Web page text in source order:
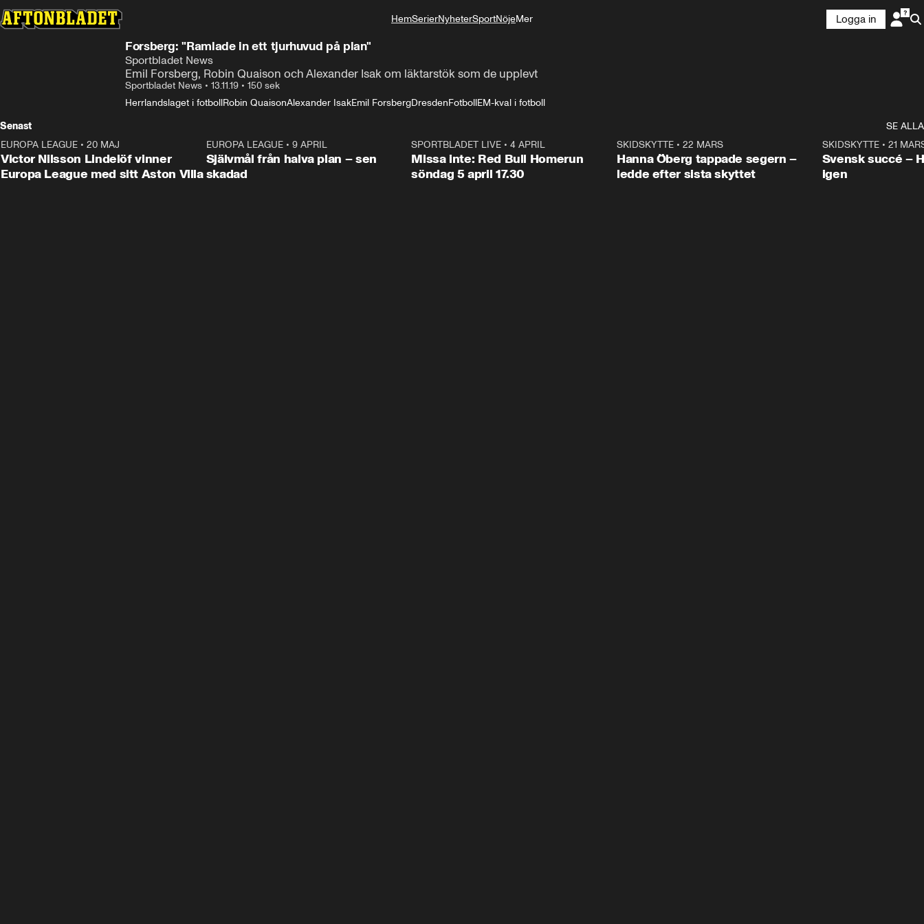
HemSerierNyheterSportNöjeMer
Logga in
Forsberg: "Ramlade in ett tjurhuvud på plan"
Sportbladet News
Emil Forsberg, Robin Quaison och Alexander Isak om läktarstök som de upplevt
Sportbladet News • 13.11.19 • 150 sek
Herrlandslaget i fotbollRobin QuaisonAlexander IsakEmil ForsbergDresdenFotbollEM-kval i fotboll
Senast
SE ALLA
EUROPA LEAGUE • 20 MAJ
Victor Nilsson Lindelöf vinner
Europa League med sitt Aston Villa
1:03
EUROPA LEAGUE• 9 APRIL
Självmål från halva plan – sen
skadad
SPORTBLADET LIVE •4 APRIL
Missa inte: Red Bull Homerun
söndag 5 april 17.30
SKIDSKYTTE• 22 MARS
Hanna Öberg tappade segern –
ledde efter sista skyttet
SKIDSKYTTE• 21
Svensk succé –
igen